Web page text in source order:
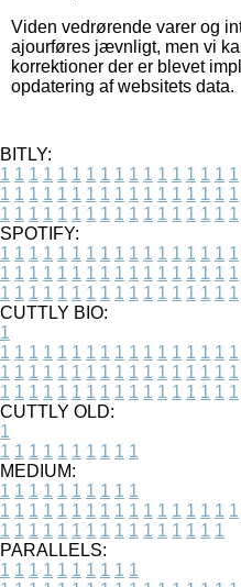
Viden vedrørende varer og
ajourføres jævnligt, men vi
korrektioner der er blevet
opdatering af websitets data.
BITLY:
1 1 1 1 1 1 1 1 1 1 1 1 1 1 1 1 1
1 1 1 1 1 1 1 1 1 1 1 1 1 1 1 1 1
1 1 1 1 1 1 1 1 1 1 1 1 1 1 1 1 1
SPOTIFY:
1 1 1 1 1 1 1 1 1 1 1 1 1 1 1 1 1
1 1 1 1 1 1 1 1 1 1 1 1 1 1 1 1 1
1 1 1 1 1 1 1 1 1 1 1 1 1 1 1 1 1
CUTTLY BIO:
1
1 1 1 1 1 1 1 1 1 1 1 1 1 1 1 1 1
1 1 1 1 1 1 1 1 1 1 1 1 1 1 1 1 1
1 1 1 1 1 1 1 1 1 1 1 1 1 1 1 1 1
CUTTLY OLD:
1
1 1 1 1 1 1 1 1 1 1
MEDIUM:
1 1 1 1 1 1 1 1 1 1
1 1 1 1 1 1 1 1 1 1 1 1 1 1 1 1 1
1 1 1 1 1 1 1 1 1 1 1 1 1 1 1 1
PARALLELS:
1 1 1 1 1 1 1 1 1 1